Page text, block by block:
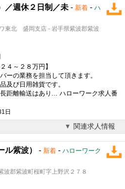
／週休２日制／未 - 新着 - ハ
東北 盛岡支店 - 岩手県紫波郡紫波
４～２８万円】
の業務を担当して頂きます。
及び日用雑貨です。
距離輸送はあり... ハローワーク求人番
日
関連求人情報
紫波） - 新着 - ハローワーク
郡紫波町桜町字上野沢２７８